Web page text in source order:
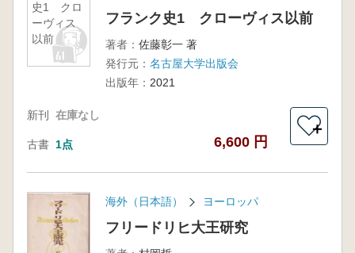
史1 クロ
ーヴィス
以前
フランク史1 クローヴィス以前
著者： 佐藤彰一 著
発行元： 名古屋大学出版会
出版年： 2021
新刊 在庫なし
古書 1点 6,600 円
＋
海外（日本語） ヨーロッパ
フリードリヒ大王研究